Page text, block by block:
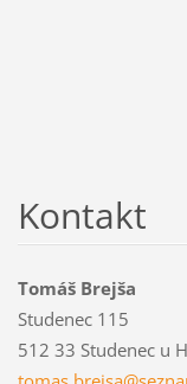
Kontakt
Tomáš Brejša
Studenec 115
512 33 Studenec u